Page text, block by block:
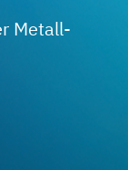
Metall-